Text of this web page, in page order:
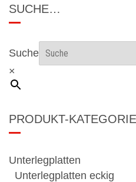
SUCHE…
Suche
×
PRODUKT-
Unterlegplatten
Unterlegplatten eckig